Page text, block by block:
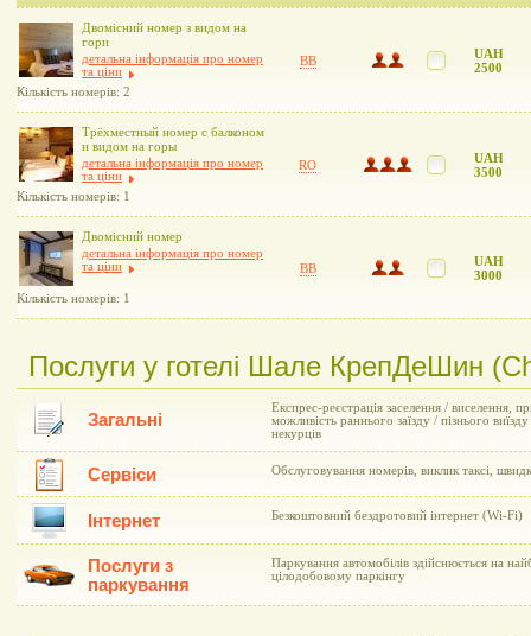
Двомісний номер з видом на
гори
детальна інформація про номер
та ціни
Кількість номерів: 2
BB
UAH
2500
Трёхместный номер с балконом
и видом на горы
детальна інформація про номер
та ціни
Кількість номерів: 1
RO
UAH
3500
Двомісний номер
детальна інформація про номер
та ціни
Кількість номерів: 1
BB
UAH
3000
Послуги у готелі Шале КрепДеШин
Загальні
Експрес-реєстрація заселення / виселення,
можливість раннього заїзду / пізнього
некурців
Сервіси Обслуговування номерів, виклик таксі,
Інтернет Безкоштовний бездротовий інтернет (Wi-Fi)
Послуги з
паркування
Паркування автомобілів здійснюється на
цілодобовому паркінгу